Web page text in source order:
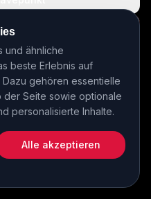
Basis
CONTINUE...
und ähnliche
beste Erlebnis auf
gehören essentielle
Seite sowie optionale
personalisierte Inhalte.
Alle akzeptieren